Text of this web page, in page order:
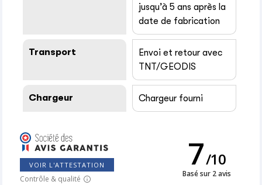
jusqu’à 5 ans après la
date de fabrication
Transport
Envoi et retour avec
TNT/GEODIS
Chargeur Chargeur fourni
VOIR L'ATTESTATION
Contrôle & qualité
7/10
Basé sur 2 avis